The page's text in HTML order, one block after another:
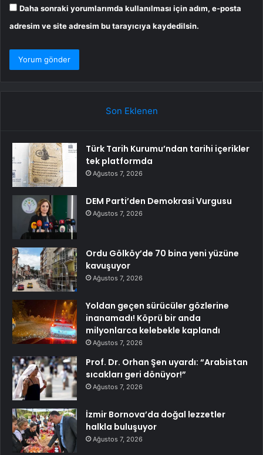
Daha sonraki yorumlarımda kullanılması için adım, e-posta
adresim ve site adresim bu tarayıcıya kaydedilsin.
Son Eklenen
Türk Tarih Kurumu’ndan tarihi içerikler
tek platformda
Ağustos 7, 2026
DEM Parti’den Demokrasi Vurgusu
Ağustos 7, 2026
Ordu Gölköy’de 70 bina yeni yüzüne
kavuşuyor
Ağustos 7, 2026
Yoldan geçen sürücüler gözlerine
inanamadı! Köprü bir anda
milyonlarca kelebekle kaplandı
Ağustos 7, 2026
Prof. Dr. Orhan Şen uyardı: “Arabistan
sıcakları geri dönüyor!”
Ağustos 7, 2026
İzmir Bornova’da doğal lezzetler
halkla buluşuyor
Ağustos 7, 2026